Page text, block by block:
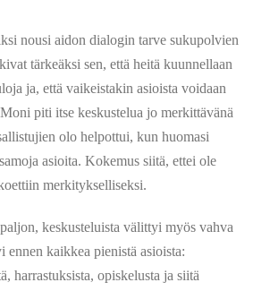
nousi aidon dialogin tarve sukupolvien
tärkeäksi sen, että heitä kuunnellaan
ja, että vaikeistakin asioista voidaan
piti itse keskustelua jo merkittävänä
olo helpottui, kun huomasi
asioita. Kokemus siitä, ettei ole
merkitykselliseksi.
keskusteluista välittyi myös vahva
kaikkea pienistä asioista:
harrastuksista, opiskelusta ja siitä